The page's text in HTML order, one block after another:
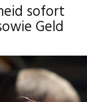
sofort
Geld